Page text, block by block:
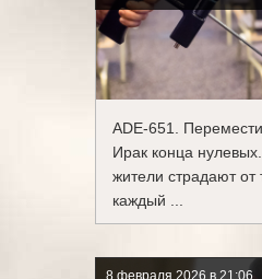
ADE-651.
Ирак конца
жители страдают от
каждый ...
8 февраля 2026 в 21:06